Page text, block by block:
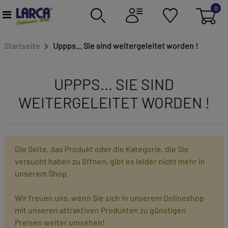
0
Startseite Uppps... Sie sind weitergeleitet worden !
UPPPS... SIE SIND
WEITERGELEITET WORDEN !
Die Seite, das Produkt oder die Kategorie, die Sie
versucht haben zu öffnen, gibt es leider nicht mehr in
unserem Shop.
Wir freuen uns, wenn Sie sich in unserem Onlineshop
mit unseren attraktiven Produkten zu günstigen
Preisen weiter umsehen!